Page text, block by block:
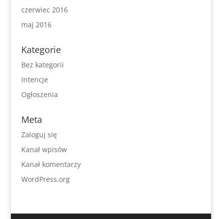
czerwiec 2016
maj 2016
Kategorie
Bez kategorii
Intencje
Ogłoszenia
Meta
Zaloguj się
Kanał wpisów
Kanał komentarzy
WordPress.org